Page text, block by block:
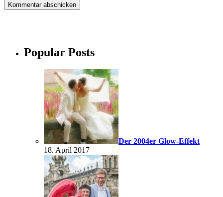
Popular Posts
Der 2004er Glow-Effekt
18. April 2017